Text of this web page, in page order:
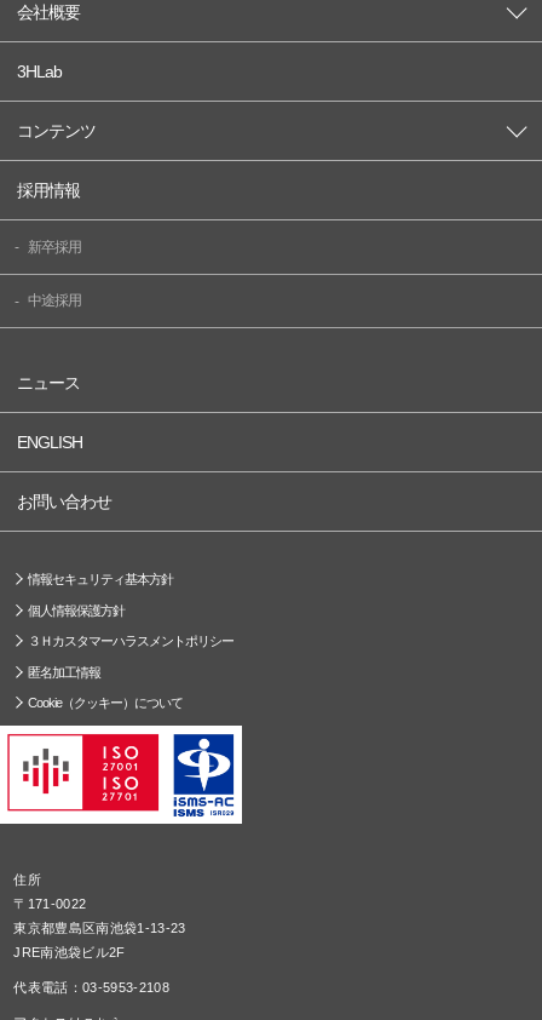
会社概要
3HLab
コンテンツ
採用情報
新卒採用
中途採用
ニュース
ENGLISH
お問い合わせ
情報セキュリティ基本方針
個人情報保護方針
３Ｈカスタマーハラスメントポリシー
匿名加工情報
Cookie（クッキー）について
住所
〒171-0022
東京都豊島区南池袋1-13-23
JRE南池袋ビル2F
代表電話：03-5953-2108